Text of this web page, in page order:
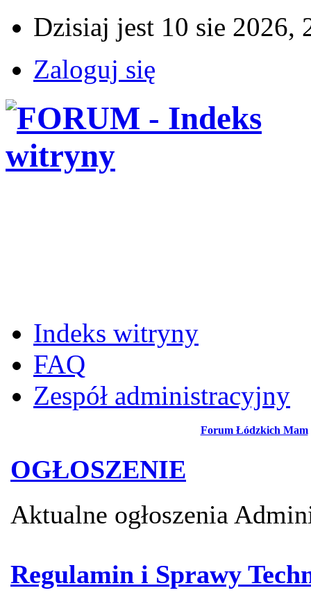
Dzisiaj jest 10 sie 2026,
Zaloguj się
Indeks witryny
FAQ
Zespół administracyjny
Forum Łódzkich Mam
OGŁOSZENIE
Aktualne ogłoszenia
Regulamin i Sprawy